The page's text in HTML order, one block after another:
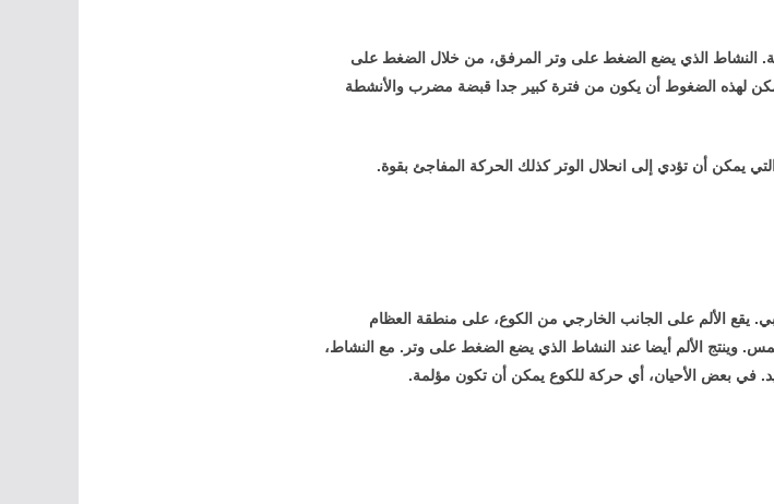
النشاط الذي يضع الضغط على وتر المرفق، من خلال الضغط على
لهذه الضغوط أن يكون من فترة كبير جدا قبضة مضرب والأنشطة
يمكن أن تؤدي إلى انحلال الوتر كذلك الحركة المفاجئ بقوة.
يقع الألم على الجانب الخارجي من الكوع، على منطقة العظام
وينتج الألم أيضا عند النشاط الذي يضع الضغط على وتر. مع النشاط،
في بعض الأحيان، أي حركة للكوع يمكن أن تكون مؤلمة.